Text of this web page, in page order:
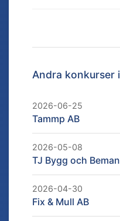
Andra konkurser i
2026-06-25
Tammp AB
2026-05-08
TJ Bygg och
2026-04-30
Fix & Mull AB